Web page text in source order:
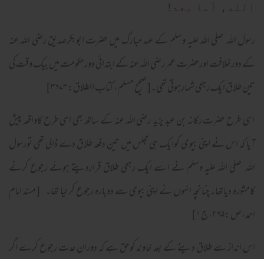
الله، أما بعد!
رسول اللہ صلی اللہ علیہ وسلم کے عہد مبارک میں حضرت ابوبکرصدیق رضی اللہ عنہ
کے دورخلافت اورحضرت عمر رضی اللہ عنہ کے ابتدائی دورحکومت میں بیک وقت کی
تین طلاق ایک رجعی شمارہوتی تھی۔[صحیح مسلم، کتاب الطلاق: ۳۶۷۳]
اسی طرح حضرت رکانہ بن عبد یزید رضی اللہ عنہ کے ساتھ بھی اسی طرح کاواقعہ پیش
آیا کہ اس نے اپنی بیوی کوایک ہی مجلس میں تین دفعہ طلاق دے ڈالی تھی تورسول
اللہ صلی اللہ علیہ وسلم نے اسے ایک رجعی طلاق قراردیتے ہوئے رجوع کرنے
کامشورہ دیاتھا۔چنانچہ انہوں نے اپنی بیوی سے دوبارہ رجوع کر لیا تھا۔ [مسند امام
احمد،ص :۲۶۵،ج ۱]
اس انداز سے طلاق دینے کے بعد خاوند کوحق ہے کہ دوران عدت رجوع کرے اگر